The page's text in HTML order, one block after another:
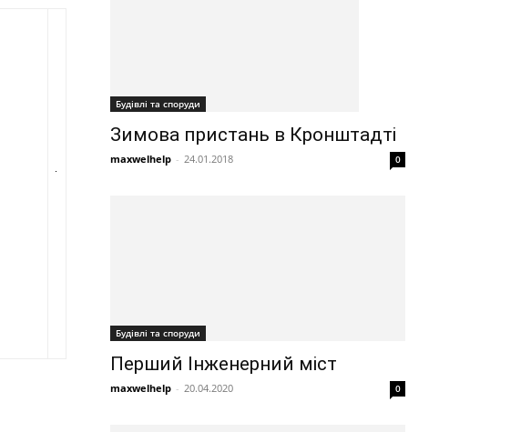
Будівлі та споруди
Зимова пристань в Кронштадті
maxwelhelp - 24.01.2018 0
Будівлі та споруди
Перший Інженерний міст
maxwelhelp - 20.04.2020 0